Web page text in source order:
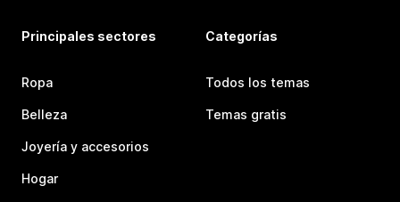
Principales sectores
Ropa
Belleza
Joyería y accesorios
Hogar
Categorías
Todos los temas
Temas gratis